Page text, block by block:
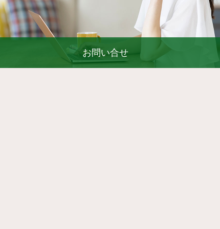
お問い合せ